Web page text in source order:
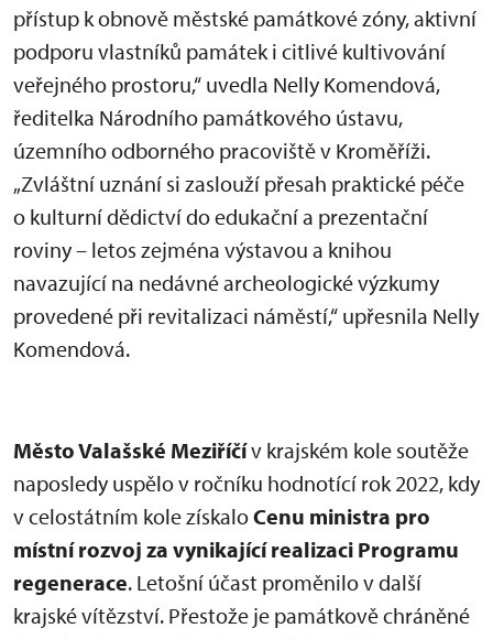
přístup k obnově městské památkové zóny, aktivní
podporu vlastníků památek i citlivé kultivování
veřejného prostoru,“ uvedla Nelly Komendová,
ředitelka Národního památkového ústavu,
územního odborného pracoviště v Kroměříži.
„Zvláštní uznání si zaslouží přesah praktické péče
o kulturní dědictví do edukační a prezentační
roviny – letos zejména výstavou a knihou
navazující na nedávné archeologické výzkumy
provedené při revitalizaci náměstí,“ upřesnila Nelly
Komendová.
Město Valašské Meziříčív krajském kole soutěže
naposledy uspělo v ročníku hodnotící rok 2022, kdy
v celostátním kole získaloCenu ministra pro
místní rozvoj za vynikající realizaci Programu
regenerace. Letošní účast proměnilo v další
krajské vítězství. Přestože je památkově chráněné